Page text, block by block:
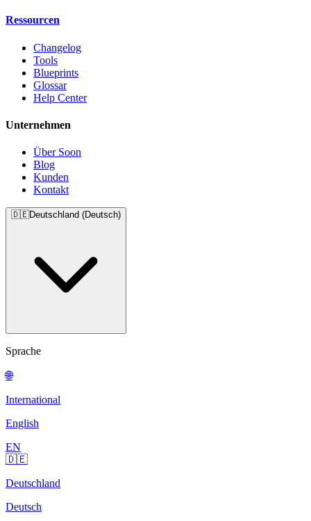
Ressourcen
Changelog
Tools
Blueprints
Glossar
Help Center
Unternehmen
Über Soon
Blog
Kunden
Kontakt
🇩🇪Deutschland (Deutsch)
Sprache
🌐
International
English
EN
🇩🇪
Deutschland
Deutsch